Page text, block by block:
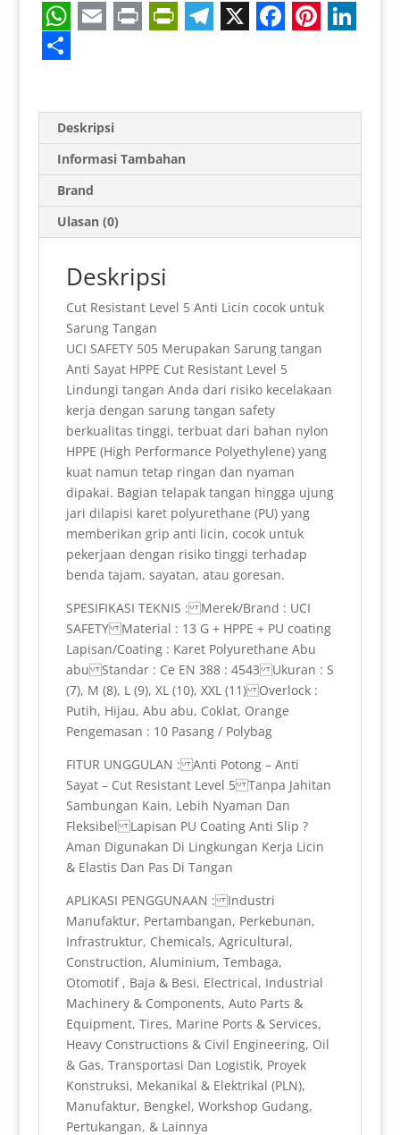
W
h
a
A
p
p
a
i
l
i
n
t
i
t
F
r
i
e
n
d
l
y
l
g
r
a
m
c
o
o
k
n
r
e
s
n
d
I
n
h
e
Deskripsi
Informasi Tambahan
Brand
Ulasan (0)
Deskripsi
Cut Resistant Level 5 Anti Licin cocok untuk
Sarung Tangan
UCI SAFETY 505 Merupakan Sarung tangan
Anti Sayat HPPE Cut Resistant Level 5
Lindungi tangan Anda dari risiko kecelakaan
kerja dengan sarung tangan safety
berkualitas tinggi, terbuat dari bahan nylon
HPPE (High Performance Polyethylene) yang
kuat namun tetap ringan dan nyaman
dipakai. Bagian telapak tangan hingga ujung
jari dilapisi karet polyurethane (PU) yang
memberikan grip anti licin, cocok untuk
pekerjaan dengan risiko tinggi terhadap
benda tajam, sayatan, atau goresan.
SPESIFIKASI TEKNIS : Merek/Brand : UCI
SAFETY Material : 13 G + HPPE + PU coating
Lapisan/Coating : Karet Polyurethane Abu
abu Standar : Ce EN 388 : 4543 Ukuran : S
(7), M (8), L (9), XL (10), XXL (11) Overlock :
Putih, Hijau, Abu abu, Coklat, Orange
Pengemasan : 10 Pasang / Polybag
FITUR UNGGULAN : Anti Potong – Anti
Sayat – Cut Resistant Level 5 Tanpa Jahitan
Sambungan Kain, Lebih Nyaman Dan
Fleksibel Lapisan PU Coating Anti Slip ?
Aman Digunakan Di Lingkungan Kerja Licin
& Elastis Dan Pas Di Tangan
APLIKASI PENGGUNAAN : Industri
Manufaktur, Pertambangan, Perkebunan,
Infrastruktur, Chemicals, Agricultural,
Construction, Aluminium, Tembaga,
Otomotif , Baja & Besi, Electrical, Industrial
Machinery & Components, Auto Parts &
Equipment, Tires, Marine Ports & Services,
Heavy Constructions & Civil Engineering, Oil
& Gas, Transportasi Dan Logistik, Proyek
Konstruksi, Mekanikal & Elektrikal (PLN),
Manufaktur, Bengkel, Workshop Gudang,
Pertukangan, & Lainnya